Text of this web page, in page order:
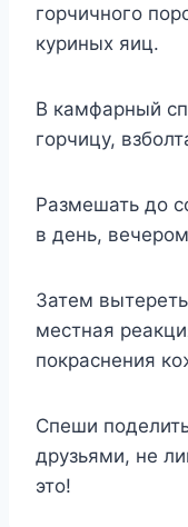
горчичного
куриных яиц.
В камфарный
горчицу,
Размешать до
в день,
Затем
местная
покраснения
Спеши
друзьями, не
это!